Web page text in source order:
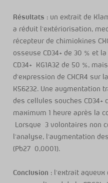
Résultats : un extrait de
a réduit l’extériorisation,
récepteur de chimiokines
osseuse CD34+ de 30 % et
CD34+ KG1A32 de 50 %,
d’expression de CXCR4 sur
K56232. Une augmentation
des cellules souches
maximum 1 heure après la
Lorsque 3 volontaires non
l’analyse, l’augmentation
(Pb27 0,0001).
Conclusion : l’extrait